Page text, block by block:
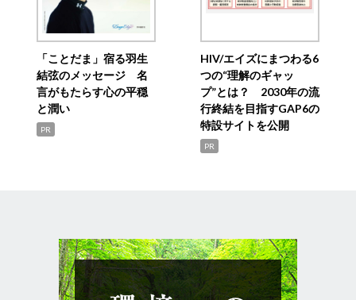
「ことだま」宿る羽生
結弦のメッセージ 名
言がもたらす心の平穏
と潤い
PR
HIV/エイズにまつわる6
つの“理解のギャッ
プ”とは？ 2030年の流
行終結を目指すGAP6の
特設サイトを公開
PR